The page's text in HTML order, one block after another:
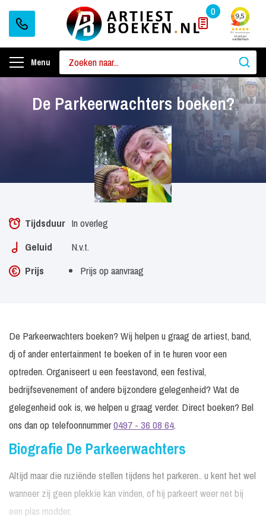
0
Menu
De Parkeerwachters boeken?
Tijdsduur In overleg
Geluid
N.v.t.
Prijs
Prijs op aanvraag
De Parkeerwachters boeken? Wij helpen u graag de artiest, band,
dj of ander entertainment te boeken of in te huren voor een
optreden. Organiseert u een feestavond, een festival,
bedrijfsevenement of andere bijzondere gelegenheid? Wat de
gelegenheid ook is, we helpen u graag verder. Direct boeken? Bel
ons dan op telefoonnummer0497 - 36 08 64.
Biografie De Parkeerwachters
Altijd maar die ruziënde stellen tijdens het parkeren.. u kent het wel
wanneer zij geen plekkie kan vinden, of hij parkeert weer net bij
een plas modder..